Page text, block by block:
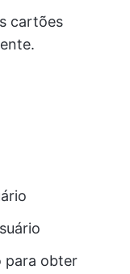
cartões
para obter